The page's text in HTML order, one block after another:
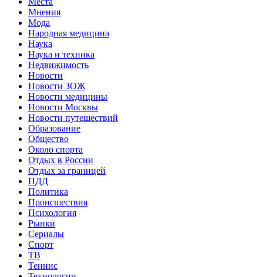
Мнения
Мода
Народная медицина
Наука
Наука и техника
Недвижимость
Новости
Новости ЗОЖ
Новости медицины
Новости Москвы
Новости путешествий
Образование
Общество
Около спорта
Отдых в России
Отдых за границей
ПДД
Политика
Происшествия
Психология
Рынки
Сериалы
Спорт
ТВ
Теннис